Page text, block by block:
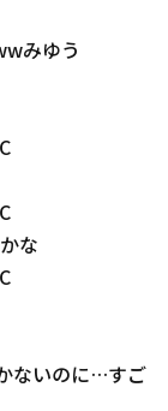
みゆう
な
ないのに…すご